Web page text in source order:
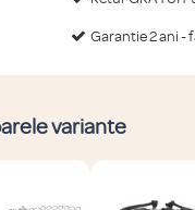
Garantie 2 ani -
variante